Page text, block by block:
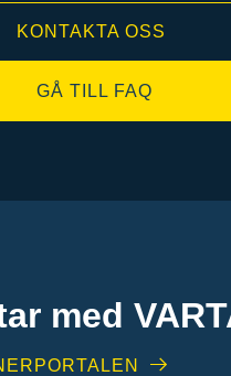
KONTAKTA OSS
GÅ TILL FAQ
med